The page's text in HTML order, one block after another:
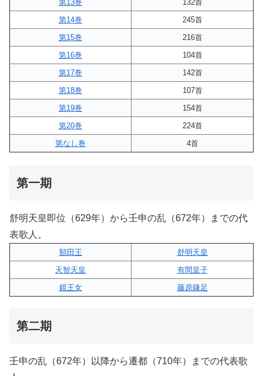
第13巻
132首
第14巻
245首
第15巻
216首
第16巻
104首
第17巻
142首
第18巻
107首
第19巻
154首
第20巻
224首
第なし巻
4首
第一期
舒明天皇即位（629年）から壬申の乱（672年）までの代
表歌人。
額田王
舒明天皇
天智天皇
有間皇子
鏡王女
藤原鎌足
第二期
壬申の乱（672年）以降から遷都（710年）までの代表歌